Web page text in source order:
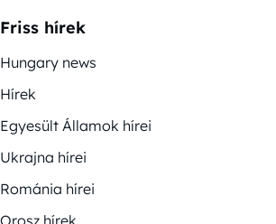
Friss hírek
Hungary news
Hírek
Egyesült Államok hírei
Ukrajna hírei
Románia hírei
Orosz hírek